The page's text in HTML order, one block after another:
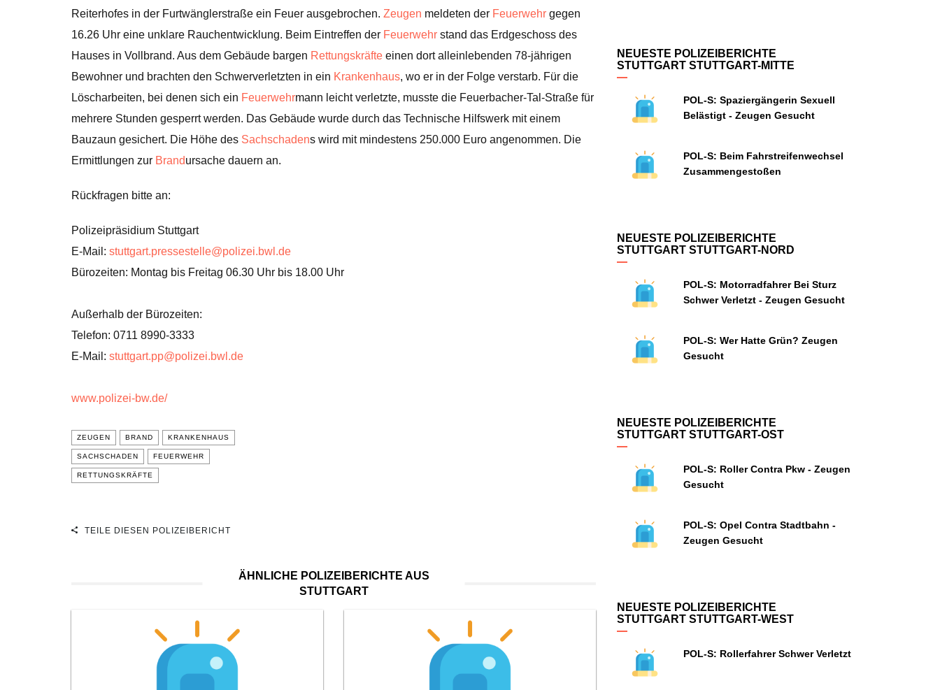
Reiterhofes in der Furtwänglerstraße ein Feuer ausgebrochen. Zeugen meldeten der Feuerwehr gegen
16.26 Uhr eine unklare Rauchentwicklung. Beim Eintreffen der Feuerwehr stand das Erdgeschoss des
Hauses in Vollbrand. Aus dem Gebäude bargen Rettungskräfte einen dort alleinlebenden 78-jährigen
Bewohner und brachten den Schwerverletzten in ein Krankenhaus, wo er in der Folge verstarb. Für die
Löscharbeiten, bei denen sich ein Feuerwehrmann leicht verletzte, musste die Feuerbacher-Tal-Straße für
mehrere Stunden gesperrt werden. Das Gebäude wurde durch das Technische Hilfswerk mit einem
Bauzaun gesichert. Die Höhe des Sachschadens wird mit mindestens 250.000 Euro angenommen. Die
Ermittlungen zur Brandursache dauern an.
Rückfragen bitte an:
Polizeipräsidium Stuttgart
E-Mail: stuttgart.pressestelle@polizei.bwl.de
Bürozeiten: Montag bis Freitag 06.30 Uhr bis 18.00 Uhr
Außerhalb der Bürozeiten:
Telefon: 0711 8990-3333
E-Mail: stuttgart.pp@polizei.bwl.de
www.polizei-bw.de/
ZEUGEN BRAND KRANKENHAUS
SACHSCHADEN FEUERWEHR
RETTUNGSKRÄFTE
TEILE DIESEN POLIZEIBERICHT
ÄHNLICHE POLIZEIBERICHTE AUS
STUTTGART
NEUESTE POLIZEIBERICHTE
STUTTGART STUTTGART-MITTE
POL-S: Spaziergängerin Sexuell
Belästigt - Zeugen Gesucht
POL-S: Beim Fahrstreifenwechsel
Zusammengestoßen
NEUESTE POLIZEIBERICHTE
STUTTGART STUTTGART-NORD
POL-S: Motorradfahrer Bei Sturz
Schwer Verletzt - Zeugen Gesucht
POL-S: Wer Hatte Grün? Zeugen
Gesucht
NEUESTE POLIZEIBERICHTE
STUTTGART STUTTGART-OST
POL-S: Roller Contra Pkw - Zeugen
Gesucht
POL-S: Opel Contra Stadtbahn -
Zeugen Gesucht
NEUESTE POLIZEIBERICHTE
STUTTGART STUTTGART-WEST
POL-S: Rollerfahrer Schwer Verletzt